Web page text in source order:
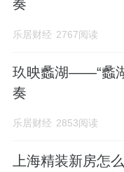
奏
乐居财经 2767阅读
玖映蠡湖——“蠡
奏
乐居财经 2853阅读
上海精装新房怎